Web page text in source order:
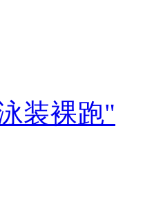
装裸跑"